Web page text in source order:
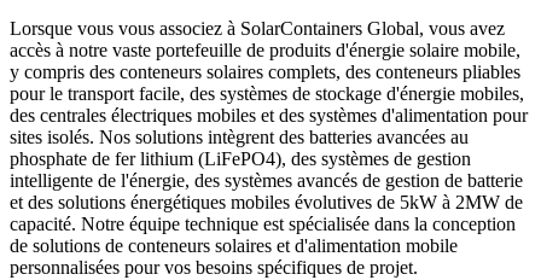
Lorsque vous vous associez à SolarContainers Global, vous avez
accès à notre vaste portefeuille de produits d'énergie solaire mobile,
y compris des conteneurs solaires complets, des conteneurs pliables
pour le transport facile, des systèmes de stockage d'énergie mobiles,
des centrales électriques mobiles et des systèmes d'alimentation pour
sites isolés. Nos solutions intègrent des batteries avancées au
phosphate de fer lithium (LiFePO4), des systèmes de gestion
intelligente de l'énergie, des systèmes avancés de gestion de batterie
et des solutions énergétiques mobiles évolutives de 5kW à 2MW de
capacité. Notre équipe technique est spécialisée dans la conception
de solutions de conteneurs solaires et d'alimentation mobile
personnalisées pour vos besoins spécifiques de projet.